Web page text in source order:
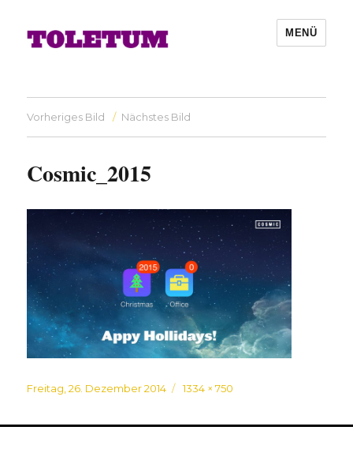
MENÜ
Vorheriges Bild Nächstes Bild
Cosmic_2015
Veröffentlicht
Freitag, 26. Dezember 2014 Originalgröße
1334 × 750